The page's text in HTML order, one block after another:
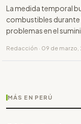
La medida temporal
combustibles durante
problemas en el
Redacción · 09 de marzo,
MÁS EN PERÚ